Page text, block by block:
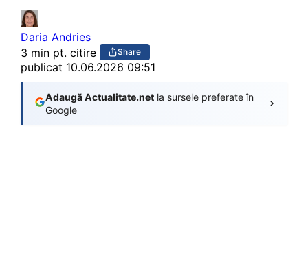
Daria Andries
3 min pt. citire
Share
publicat 10.06.2026 09:51
Adaugă Actualitate.net la sursele preferate în
Google